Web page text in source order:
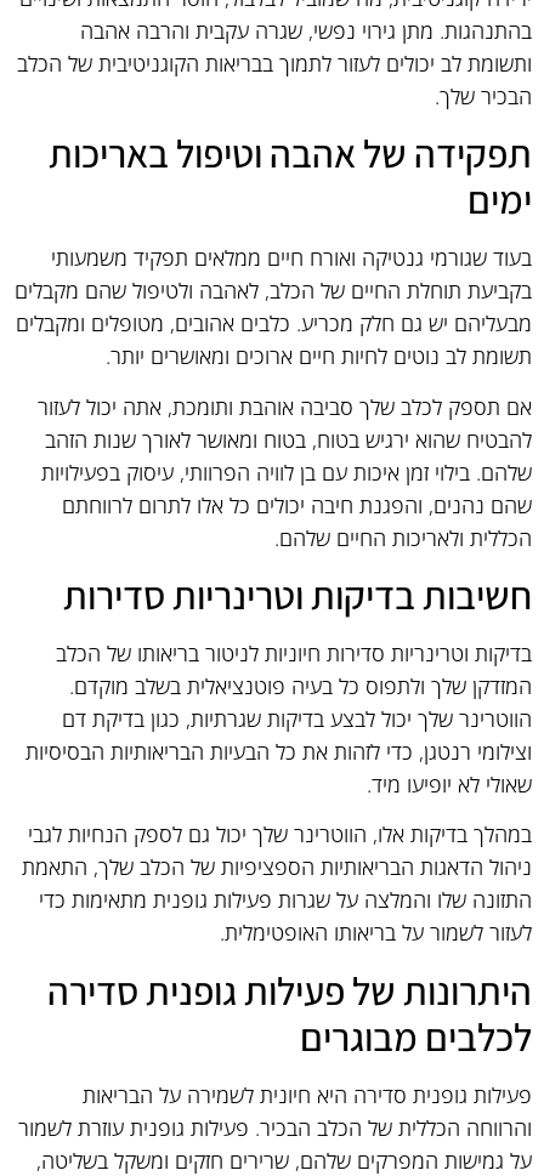
בהתנהגות. מתן גירוי נפשי, שגרה עקבית והרבה אהבה
ותשומת לב יכולים לעזור לתמוך בבריאות הקוגניטיבית של הכלב
הבכיר שלך.
תפקידה של אהבה וטיפול באריכות
ימים
בעוד שגורמי גנטיקה ואורח חיים ממלאים תפקיד משמעותי
בקביעת תוחלת החיים של הכלב, לאהבה ולטיפול שהם מקבלים
מבעליהם יש גם חלק מכריע. כלבים אהובים, מטופלים ומקבלים
תשומת לב נוטים לחיות חיים ארוכים ומאושרים יותר.
אם תספק לכלב שלך סביבה אוהבת ותומכת, אתה יכול לעזור
להבטיח שהוא ירגיש בטוח, בטוח ומאושר לאורך שנות הזהב
שלהם. בילוי זמן איכות עם בן לוויה הפרוותי, עיסוק בפעילויות
שהם נהנים, והפגנת חיבה יכולים כל אלו לתרום לרווחתם
הכללית ולאריכות החיים שלהם.
חשיבות בדיקות וטרינריות סדירות
בדיקות וטרינריות סדירות חיוניות לניטור בריאותו של הכלב
המזדקן שלך ולתפוס כל בעיה פוטנציאלית בשלב מוקדם.
הווטרינר שלך יכול לבצע בדיקות שגרתיות, כגון בדיקת דם
וצילומי רנטגן, כדי לזהות את כל הבעיות הבריאותיות הבסיסיות
שאולי לא יופיעו מיד.
במהלך בדיקות אלו, הווטרינר שלך יכול גם לספק הנחיות לגבי
ניהול הדאגות הבריאותיות הספציפיות של הכלב שלך, התאמת
התזונה שלו והמלצה על שגרות פעילות גופנית מתאימות כדי
לעזור לשמור על בריאותו האופטימלית.
היתרונות של פעילות גופנית סדירה
לכלבים מבוגרים
פעילות גופנית סדירה היא חיונית לשמירה על הבריאות
והרווחה הכללית של הכלב הבכיר. פעילות גופנית עוזרת לשמור
על גמישות המפרקים שלהם, שרירים חזקים ומשקל בשליטה,